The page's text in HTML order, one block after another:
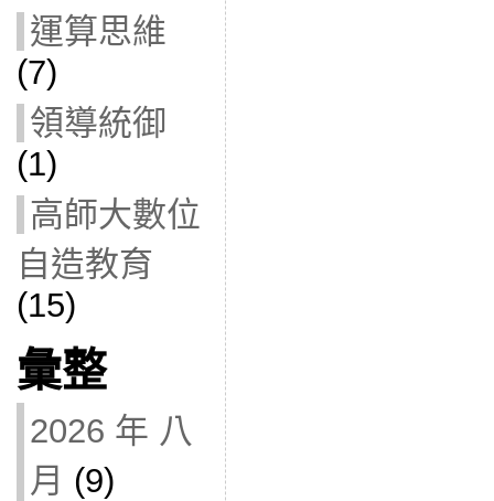
運算思維
(7)
領導統御
(1)
高師大數位
自造教育
(15)
彙整
2026 年 八
月 (9)